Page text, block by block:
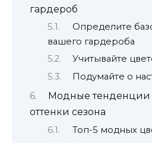
гардероб
Определите
вашего гардероба
Учитывайте
Подумайте о
Модные тенденции
оттенки сезона
Топ-5 модных